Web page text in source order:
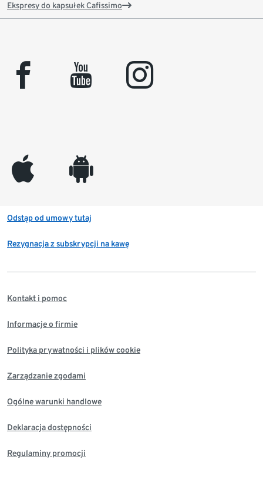
Ekspresy do kapsułek Cafissimo
facebook youtube instagram
appleinc android
Odstąp od umowy tutaj
Rezygnacja z subskrypcji na kawę
Kontakt i pomoc
Informacje o firmie
Polityka prywatności i plików cookie
Zarządzanie zgodami
Ogólne warunki handlowe
Deklaracja dostępności
Regulaminy promocji